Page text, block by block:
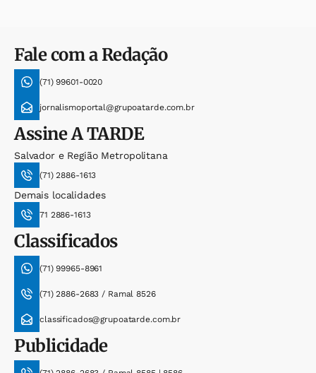
Fale com a Redação
(71) 99601-0020
jornalismoportal@grupoatarde.com.br
AssineA TARDE
Salvador e Região Metropolitana
(71) 2886-1613
Demais localidades
71 2886-1613
Classificados
(71) 99965-8961
(71) 2886-2683 / Ramal 8526
classificados@grupoatarde.com.br
Publicidade